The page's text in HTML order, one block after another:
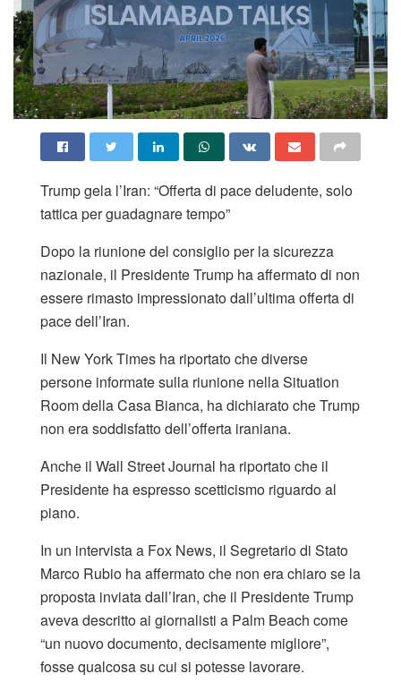
Trump gela l’Iran: “Offerta di pace deludente, solo
tattica per guadagnare tempo”
Dopo la riunione del consiglio per la sicurezza
nazionale, il Presidente Trump ha affermato di non
essere rimasto impressionato dall’ultima offerta di
pace dell’Iran.
Il New York Times ha riportato che diverse
persone informate sulla riunione nella Situation
Room della Casa Bianca, ha dichiarato che Trump
non era soddisfatto dell’offerta iraniana.
Anche il Wall Street Journal ha riportato che il
Presidente ha espresso scetticismo riguardo al
piano.
In un intervista a Fox News, il Segretario di Stato
Marco Rubio ha affermato che non era chiaro se la
proposta inviata dall’Iran, che il Presidente Trump
aveva descritto ai giornalisti a Palm Beach come
“un nuovo documento, decisamente migliore”,
fosse qualcosa su cui si potesse lavorare.